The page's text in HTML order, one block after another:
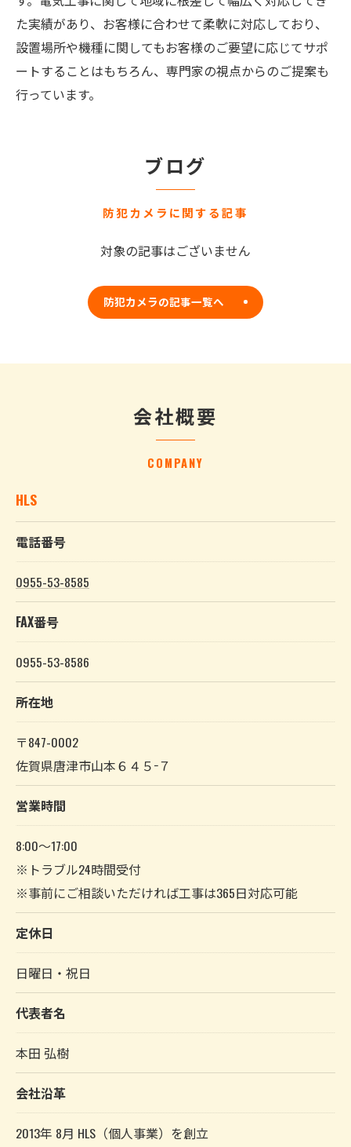
た実績があり、お客様に合わせて柔軟に対応しており、
設置場所や機種に関してもお客様のご要望に応じてサポ
ートすることはもちろん、専門家の視点からのご提案も
行っています。
ブログ
防犯カメラに関する記事
対象の記事はございません
防犯カメラの記事一覧へ
会社概要
COMPANY
HLS
電話番号
0955-53-8585
FAX番号
0955-53-8586
所在地
〒847-0002
佐賀県唐津市山本６４５−７
営業時間
8:00～17:00
※トラブル24時間受付
※事前にご相談いただければ工事は365日対応可能
定休日
日曜日・祝日
代表者名
本田 弘樹
会社沿革
2013年 8月 HLS（個人事業）を創立